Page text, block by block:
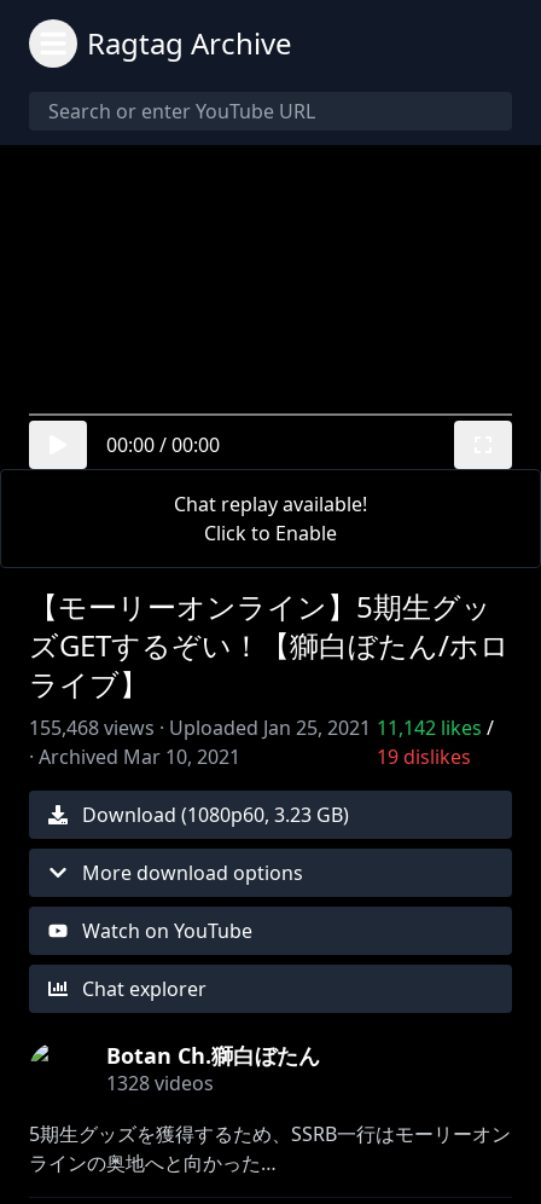
Ragtag Archive
00:00/00:00
Chat replay available!
Click to Enable
【モーリーオンライン】5期生グッ
ズGETするぞい！【獅白ぼたん/ホロ
ライブ】
155,468views · Uploaded Jan 25, 2021
· Archived Mar 10, 2021
11,142 likes /
19dislikes
Download (1080p60, 3.23 GB)
More download options
Watch on YouTube
Chat explorer
Botan Ch.獅白ぼたん
1328videos
5期生グッズを獲得するため、SSRB一行はモーリーオン
ラインの奥地へと向かった…